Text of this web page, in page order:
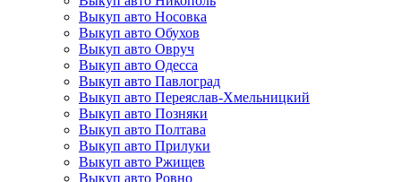
Выкуп авто Носовка
Выкуп авто Обухов
Выкуп авто Овруч
Выкуп авто Одесса
Выкуп авто Павлоград
Выкуп авто Переяслав-Хмельницкий
Выкуп авто Позняки
Выкуп авто Полтава
Выкуп авто Прилуки
Выкуп авто Ржищев
Выкуп авто Ровно